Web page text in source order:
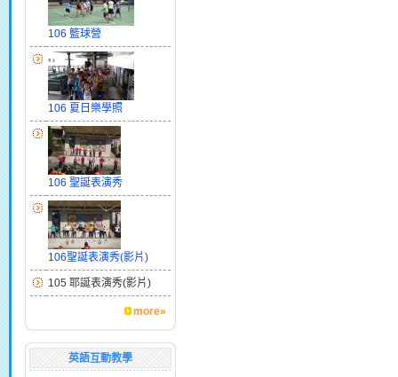
106 籃球營
106 夏日樂學照
106 聖誕表演秀
106聖誕表演秀(影片)
105 耶誕表演秀(影片)
more»
英語互動教學